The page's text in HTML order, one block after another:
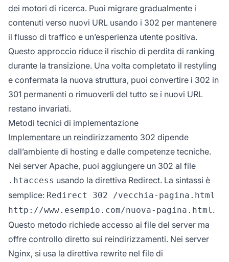
dei motori di ricerca. Puoi migrare gradualmente i
contenuti verso nuovi URL usando i 302 per mantenere
il flusso di traffico e un’esperienza utente positiva.
Questo approccio riduce il rischio di perdita di ranking
durante la transizione. Una volta completato il restyling
e confermata la nuova struttura, puoi convertire i 302 in
301 permanenti o rimuoverli del tutto se i nuovi URL
restano invariati.
Metodi tecnici di implementazione
Implementare un reindirizzamento 302 dipende
dall’ambiente di hosting e dalle competenze tecniche.
Nei server Apache, puoi aggiungere un 302 al file
.htaccess usando la direttiva Redirect. La sintassi è
semplice: Redirect 302 /vecchia-pagina.html
http://www.esempio.com/nuova-pagina.html.
Questo metodo richiede accesso ai file del server ma
offre controllo diretto sui reindirizzamenti. Nei server
Nginx, si usa la direttiva rewrite nel file di